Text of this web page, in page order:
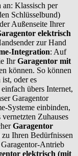
Klassisch per
Schlüsselbund)
Außenseite Ihrer
elektrisch
zur Hand
Integration: Auf
IhrGaragentor mit
können. So können
ist, oder es
übers Internet,
Garagentor
Systeme einbinden,
Zuhauses
Garagentor
zu Ihren Bedürfnissen
Antrieb
elektrisch (mit